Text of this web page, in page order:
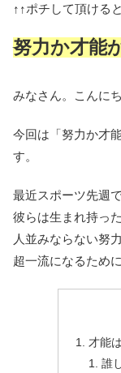
↑↑ポチして頂ける
努力か才能
みなさん。こんに
今回は「努力か才
す。
最近スポーツ先週
彼らは生まれ持っ
人並みならない努
超一流になるため
才能
誰